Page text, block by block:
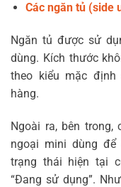
Các ngăn tủ (side
Ngăn tủ được sử
dùng. Kích thước
theo kiểu mặc
hàng.
Ngoài ra, bên
ngoại mini dùng
trạng thái hiện tại
“Đang sử dụng”.